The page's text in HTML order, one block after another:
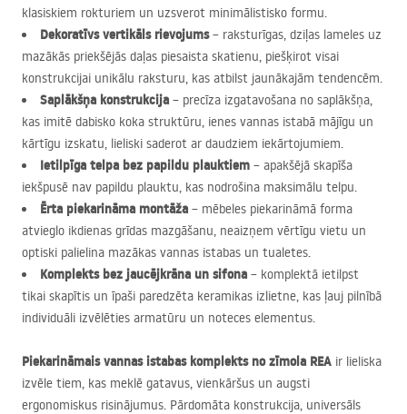
klasiskiem rokturiem un uzsverot minimālistisko formu.
Dekoratīvs vertikāls rievojums– raksturīgas, dziļas lameles uz
mazākās priekšējās daļas piesaista skatienu, piešķirot visai
konstrukcijai unikālu raksturu, kas atbilst jaunākajām tendencēm.
Saplākšņa konstrukcija – precīza izgatavošana no saplākšņa,
kas imitē dabisko koka struktūru, ienes vannas istabā mājīgu un
kārtīgu izskatu, lieliski saderot ar daudziem iekārtojumiem.
Ietilpīga telpa bez papildu plauktiem – apakšējā skapīša
iekšpusē nav papildu plauktu, kas nodrošina maksimālu telpu.
Ērta piekarināma montāža – mēbeles piekarināmā forma
atvieglo ikdienas grīdas mazgāšanu, neaizņem vērtīgu vietu un
optiski palielina mazākas vannas istabas un tualetes.
Komplekts bez jaucējkrāna un sifona – komplektā ietilpst
tikai skapītis un īpaši paredzēta keramikas izlietne, kas ļauj pilnībā
individuāli izvēlēties armatūru un noteces elementus.
Piekarināmais vannas istabas komplekts no zīmola REA ir lieliska
izvēle tiem, kas meklē gatavus, vienkāršus un augsti
ergonomiskus risinājumus. Pārdomāta konstrukcija, universāls